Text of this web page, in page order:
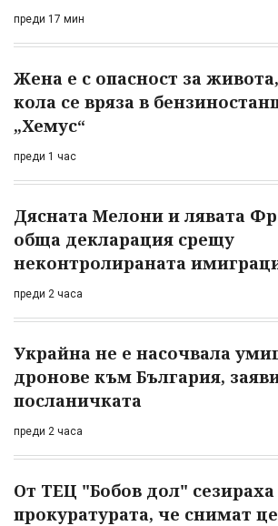
преди 17 мин
Жена е с опасност за
кола се вряза в
„Хемус“
преди 1 час
Дясната Мелони и лявата
обща декларация срещу
неконтролираната
преди 2 часа
Украйна не е насочвала
дронове към България,
посланичката
преди 2 часа
От ТЕЦ "Бобов дол" сезираха
прокуратурата, че снимат